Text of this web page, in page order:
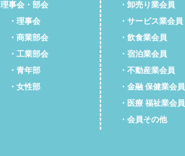
理事会・部会
・理事会
・商業部会
・工業部会
・青年部
・女性部
・卸売り業会員
・サービス業会員
・飲食業会員
・宿泊業会員
・不動産業会員
・金融 保健業会員
・医療 福祉業会員
・会員その他